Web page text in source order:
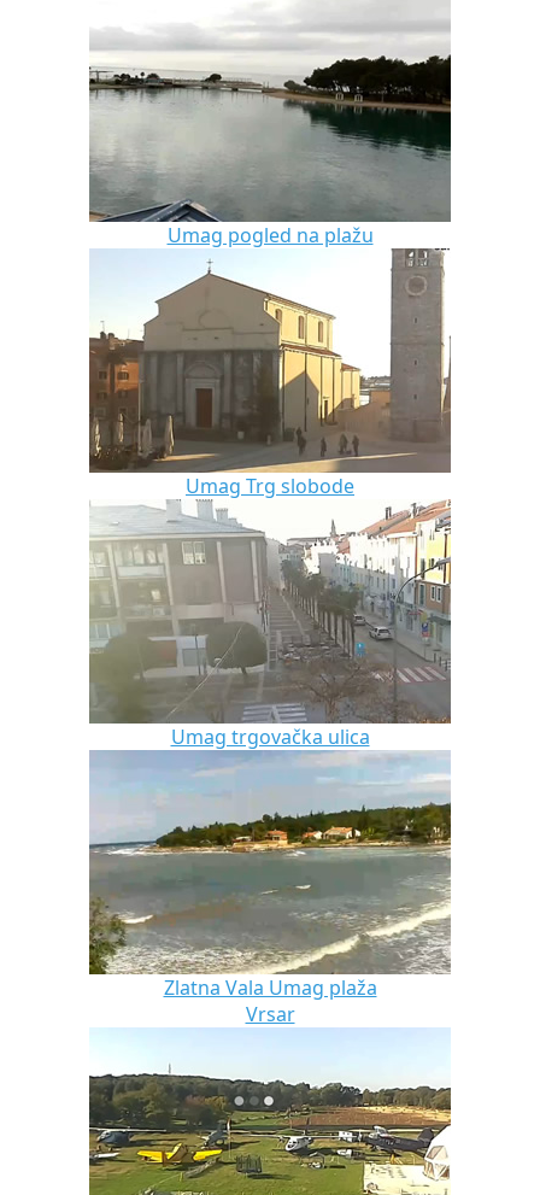
Umag pogled na plažu
Umag Trg slobode
Umag trgovačka ulica
Zlatna Vala Umag plaža
Vrsar